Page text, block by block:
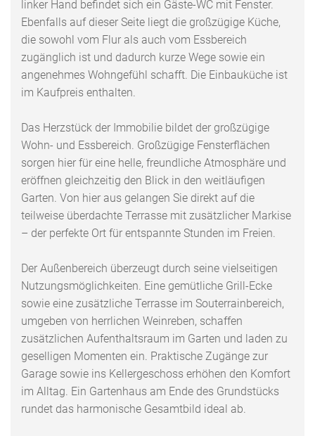
linker Hand befindet sich ein Gäste-WC mit Fenster.
Ebenfalls auf dieser Seite liegt die großzügige Küche,
die sowohl vom Flur als auch vom Essbereich
zugänglich ist und dadurch kurze Wege sowie ein
angenehmes Wohngefühl schafft. Die Einbauküche ist
im Kaufpreis enthalten.
Das Herzstück der Immobilie bildet der großzügige
Wohn- und Essbereich. Großzügige Fensterflächen
sorgen hier für eine helle, freundliche Atmosphäre und
eröffnen gleichzeitig den Blick in den weitläufigen
Garten. Von hier aus gelangen Sie direkt auf die
teilweise überdachte Terrasse mit zusätzlicher Markise
– der perfekte Ort für entspannte Stunden im Freien.
Der Außenbereich überzeugt durch seine vielseitigen
Nutzungsmöglichkeiten. Eine gemütliche Grill-Ecke
sowie eine zusätzliche Terrasse im Souterrainbereich,
umgeben von herrlichen Weinreben, schaffen
zusätzlichen Aufenthaltsraum im Garten und laden zu
geselligen Momenten ein. Praktische Zugänge zur
Garage sowie ins Kellergeschoss erhöhen den Komfort
im Alltag. Ein Gartenhaus am Ende des Grundstücks
rundet das harmonische Gesamtbild ideal ab.